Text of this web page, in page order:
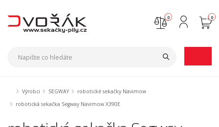
0
0
Výrobci SEGWAY
robotické sekačky Navimow
robotická sekačka Segway Navimow X390E